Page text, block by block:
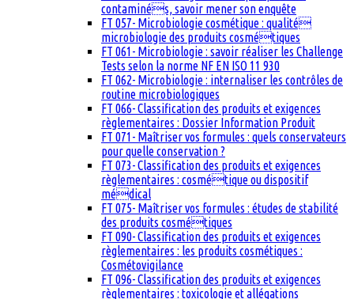
contaminés, savoir mener son enquête
FT 057- Microbiologie cosmétique : qualité
microbiologie des produits cosmétiques
FT 061- Microbiologie : savoir réaliser les Challenge
Tests selon la norme NF EN ISO 11 930
FT 062- Microbiologie : internaliser les contrôles de
routine microbiologiques
FT 066- Classification des produits et exigences
règlementaires : Dossier Information Produit
FT 071- Maîtriser vos formules : quels conservateurs
pour quelle conservation ?
FT 073- Classification des produits et exigences
règlementaires : cosmétique ou dispositif
médical
FT 075- Maîtriser vos formules : études de stabilité
des produits cosmétiques
FT 090- Classification des produits et exigences
règlementaires : les produits cosmétiques :
Cosmétovigilance
FT 096- Classification des produits et exigences
règlementaires : toxicologie et allégations